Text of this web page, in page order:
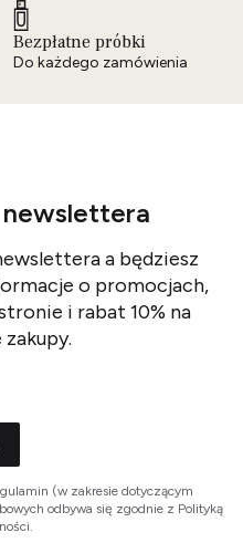
Bezpłatne próbki
Do każdego zamówienia
newslettera
a będziesz
o promocjach,
i rabat 10% na
(w zakresie dotyczącym
odbywa się zgodnie z Polityką